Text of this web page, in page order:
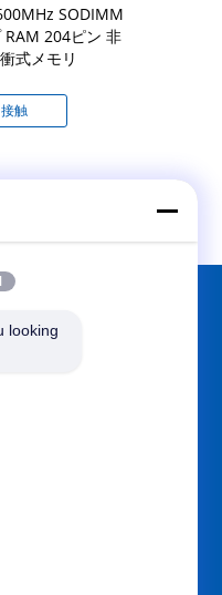
SODIMM
RAM 204ピン 非
式メモリ
接触
て
looking